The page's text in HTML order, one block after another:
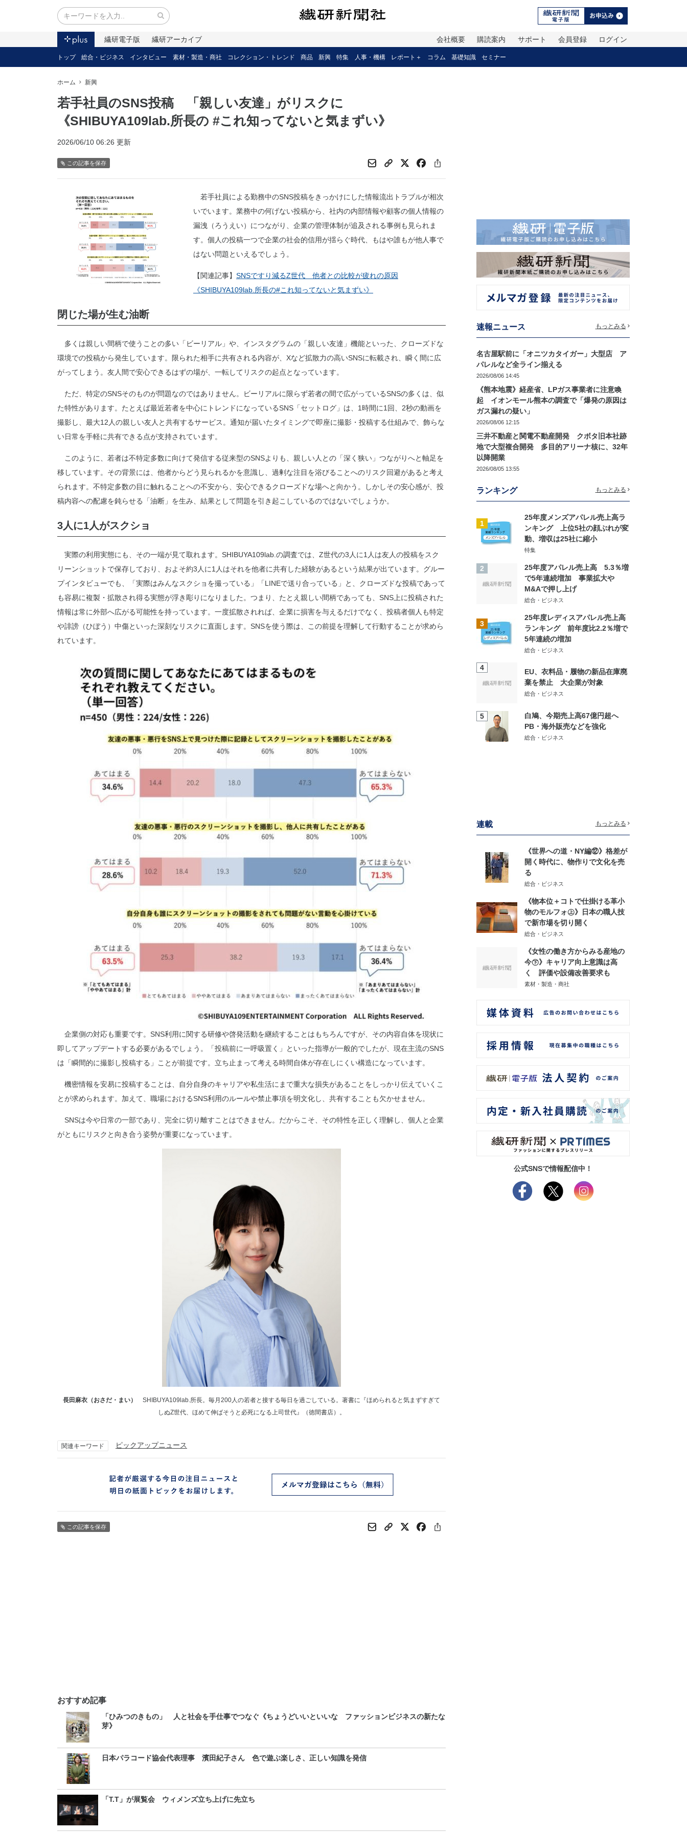
繊研電子版 繊研アーカイブ ログイン
会員登録
サポート
購読案内
会社概要
トップ 総合・ビジネス インタビュー 素材・製造・商社 コレクション・トレンド 商品 新興 特集 人事・機構 レポート＋ コラム 基礎知識 セミナー
ホーム 新興
若手社員のSNS投稿 「親しい友達」がリスクに
《SHIBUYA109lab.所長の #これ知ってないと気まずい》
2026/06/10 06:26 更新
この記事を保存
若手社員による勤務中のSNS投稿をきっかけにした情報流出トラブルが相次
いでいます。業務中の何げない投稿から、社内の内部情報や顧客の個人情報の
漏洩（ろうえい）につながり、企業の管理体制が追及される事例も見られま
す。個人の投稿一つで企業の社会的信用が揺らぐ時代、もはや誰もが他人事で
はない問題といえるでしょう。
【関連記事】 SNSですり減るZ世代 他者との比較が疲れの原因
《SHIBUYA109lab.所長の#これ知ってないと気まずい》
閉じた場が生む油断
多くは親しい間柄で使うことの多い「ビーリアル」や、インスタグラムの「親しい友達」機能といった、クローズドな
環境での投稿から発生しています。限られた相手に共有される内容が、Xなど拡散力の高いSNSに転載され、瞬く間に広
がってしまう。友人間で安心できるはずの場が、一転してリスクの起点となっています。
ただ、特定のSNSそのものが問題なのではありません。ビーリアルに限らず若者の間で広がっているSNSの多くは、似
た特性があります。たとえば最近若者を中心にトレンドになっているSNS「セットログ」は、1時間に1回、2秒の動画を
撮影し、最大12人の親しい友人と共有するサービス。通知が届いたタイミングで即座に撮影・投稿する仕組みで、飾らな
い日常を手軽に共有できる点が支持されています。
このように、若者は不特定多数に向けて発信する従来型のSNSよりも、親しい人との「深く狭い」つながりへと軸足を
移しています。その背景には、他者からどう見られるかを意識し、過剰な注目を浴びることへのリスク回避があると考え
られます。不特定多数の目に触れることへの不安から、安心できるクローズドな場へと向かう。しかしその安心感が、投
稿内容への配慮を鈍らせる「油断」を生み、結果として問題を引き起こしているのではないでしょうか。
3人に1人がスクショ
実際の利用実態にも、その一端が見て取れます。SHIBUYA109lab.の調査では、Z世代の3人に1人は友人の投稿をスク
リーンショットで保存しており、およそ約3人に1人はそれを他者に共有した経験があるという結果が出ています。グルー
プインタビューでも、「実際はみんなスクショを撮っている」「LINEで送り合っている」と、クローズドな投稿であって
も容易に複製・拡散され得る実態が浮き彫りになりました。つまり、たとえ親しい間柄であっても、SNS上に投稿された
情報は常に外部へ広がる可能性を持っています。一度拡散されれば、企業に損害を与えるだけでなく、投稿者個人も特定
や誹謗（ひぼう）中傷といった深刻なリスクに直面します。SNSを使う際は、この前提を理解して行動することが求めら
れています。
企業側の対応も重要です。SNS利用に関する研修や啓発活動を継続することはもちろんですが、その内容自体を現状に
即してアップデートする必要があるでしょう。「投稿前に一呼吸置く」といった指導が一般的でしたが、現在主流のSNS
は「瞬間的に撮影し投稿する」ことが前提です。立ち止まって考える時間自体が存在しにくい構造になっています。
機密情報を安易に投稿することは、自分自身のキャリアや私生活にまで重大な損失があることをしっかり伝えていくこ
とが求められます。加えて、職場におけるSNS利用のルールや禁止事項を明文化し、共有することも欠かせません。
SNSは今や日常の一部であり、完全に切り離すことはできません。だからこそ、その特性を正しく理解し、個人と企業
がともにリスクと向き合う姿勢が重要になっています。
長田麻衣（おさだ・まい）
SHIBUYA109lab.所長。毎月200人の若者と接する毎日を過ごしている。著書に『ほめられると気まずすぎて
しぬZ世代、ほめて伸ばそうと必死になる上司世代』（徳間書店）。
関連キーワード ピックアップニュース
この記事を保存
おすすめ記事
「ひみつのきもの」 人と社会を手仕事でつなぐ《ちょうどいいといいな ファッションビジネスの新たな
芽》
日本パラコード協会代表理事 濱田紀子さん 色で遊ぶ楽しさ、正しい知識を発信
「T.T」が展覧会 ウィメンズ立ち上げに先立ち
速報ニュース もっとみる
名古屋駅前に「オニツカタイガー」大型店 ア
パレルなど全ライン揃える
2026/08/06 14:45
《熊本地震》経産省、LPガス事業者に注意喚
起 イオンモール熊本の調査で「爆発の原因は
ガス漏れの疑い」
2026/08/06 12:15
三井不動産と関電不動産開発 クボタ旧本社跡
地で大型複合開発 多目的アリーナ核に、32年
以降開業
2026/08/05 13:55
ランキング もっとみる
1
25年度メンズアパレル売上高ラ
ンキング 上位5社の顔ぶれが変
動、増収は25社に縮小
特集
2
25年度アパレル売上高 5.3％増
で5年連続増加 事業拡大や
M&Aで押し上げ
総合・ビジネス
3
25年度レディスアパレル売上高
ランキング 前年度比2.2％増で
5年連続の増加
総合・ビジネス
4
EU、衣料品・履物の新品在庫廃
棄を禁止 大企業が対象
総合・ビジネス
5
白鳩、今期売上高67億円超へ
PB・海外販売などを強化
総合・ビジネス
連載 もっとみる
《世界への道・NY編⑫》格差が
開く時代に、物作りで文化を売
る
総合・ビジネス
《物本位＋コトで仕掛ける革小
物のモルフォ㊤》日本の職人技
で新市場を切り開く
総合・ビジネス
《女性の働き方からみる産地の
今㊦》キャリア向上意識は高
く 評価や設備改善要求も
素材・製造・商社
公式SNSで情報配信中！